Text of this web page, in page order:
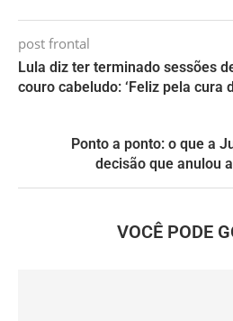
post frontal
Lula diz ter terminado sessões
couro cabeludo: ‘Feliz pela cura
Ponto a ponto: o que a
decisão que anulou
VOCÊ PODE